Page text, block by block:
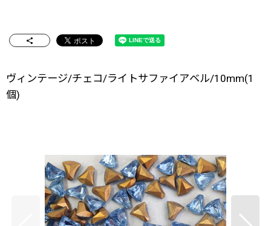
ヴィンテージ/チェコ/ライトサファイアベル/10mm(1
個)